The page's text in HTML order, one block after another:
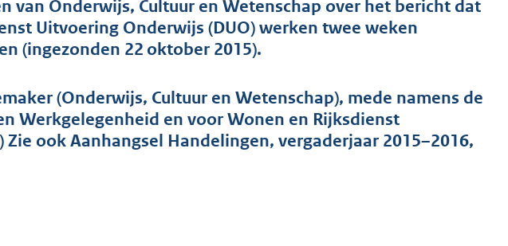
n
d
r
van Onderwijs, Cultuur en Wetenschap over het bericht dat
Uitvoering Onderwijs (DUO) werken twee weken
(ingezonden 22 oktober 2015).
(Onderwijs, Cultuur en Wetenschap), mede namens de
Werkgelegenheid en voor Wonen en Rijksdienst
Zie ook Aanhangsel Handelingen, vergaderjaar 2015–2016,